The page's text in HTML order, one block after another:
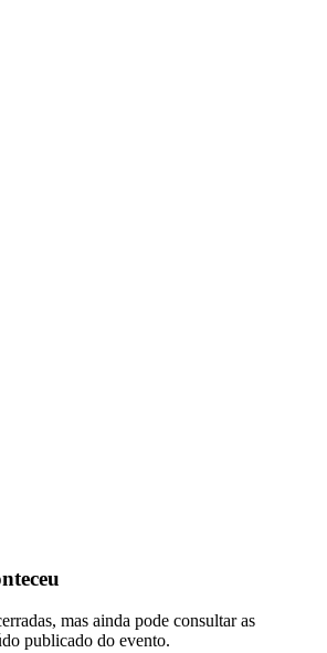
mas ainda pode consultar as
publicado do evento.